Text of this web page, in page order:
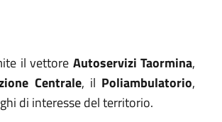
il vettore Autoservizi Taormina,
Centrale, il Poliambulatorio,
di interesse del territorio.